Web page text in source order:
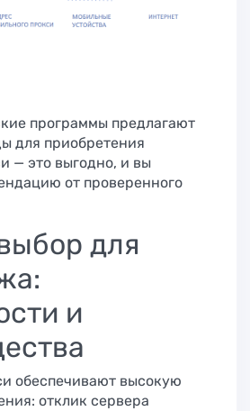
программы предлагают
для приобретения
— это выгодно, и вы
от проверенного
для
и
обеспечивают высокую
отклик сервера